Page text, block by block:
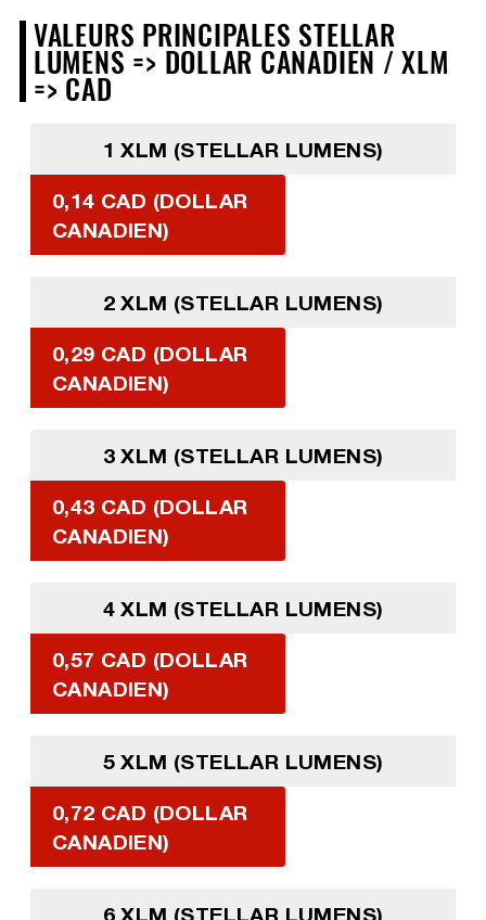
VALEURS PRINCIPALES STELLAR
LUMENS => DOLLAR CANADIEN / XLM
=> CAD
1 XLM (STELLAR LUMENS)
0,14 CAD (DOLLAR
CANADIEN)
2 XLM (STELLAR LUMENS)
0,29 CAD (DOLLAR
CANADIEN)
3 XLM (STELLAR LUMENS)
0,43 CAD (DOLLAR
CANADIEN)
4 XLM (STELLAR LUMENS)
0,57 CAD (DOLLAR
CANADIEN)
5 XLM (STELLAR LUMENS)
0,72 CAD (DOLLAR
CANADIEN)
6 XLM (STELLAR LUMENS)